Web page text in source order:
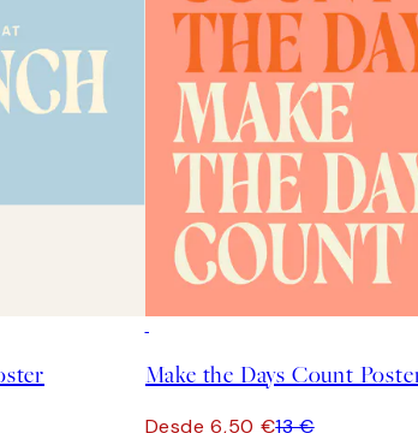
Make the Days Count
Desde 6,50 €13 €